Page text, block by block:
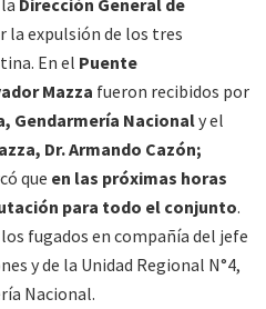
Dirección General de
la expulsión de los tres
En el Puente
Mazza fueron recibidos por
Gendarmería Nacionaly el
Dr. Armando Cazón;
que en las próximas horas
para todo el conjunto.
fugados en compañía del jefe
y de la Unidad Regional N°4,
Nacional.